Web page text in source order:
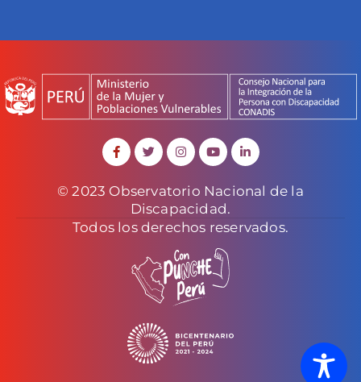
© 2023 Observatorio Nacional de la
Discapacidad.
Todos los derechos reservados.